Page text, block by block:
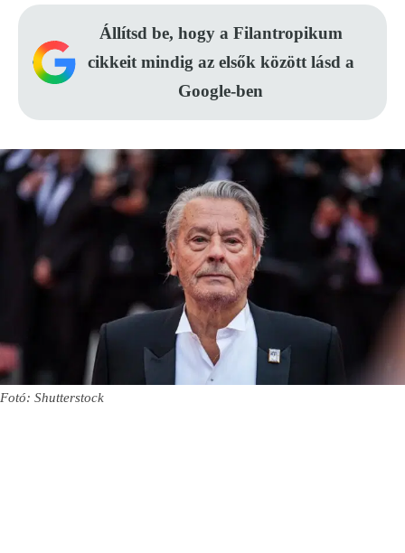
Állítsd be, hogy a Filantropikum
cikkeit mindig az elsők között lásd a
Google-ben
Fotó: Shutterstock